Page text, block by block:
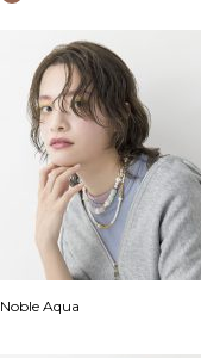
Noble Aqua